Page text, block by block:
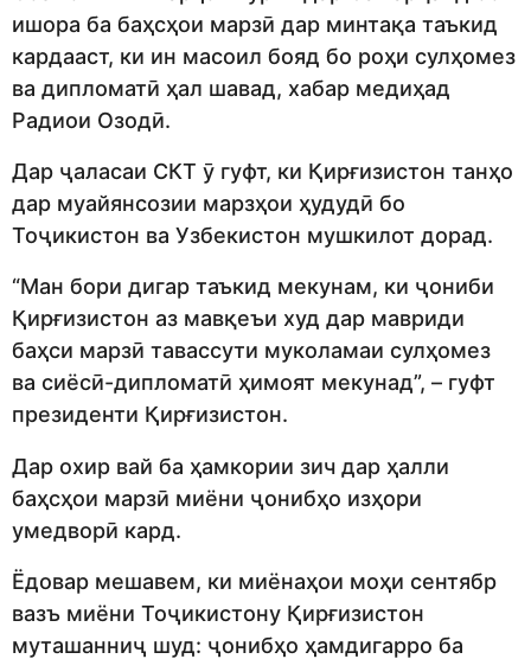
ишора ба баҳсҳои марзӣ дар минтақа таъкид
кардааст, ки ин масоил бояд бо роҳи сулҳомез
ва дипломатӣ ҳал шавад, хабар медиҳад
Радиои Озодӣ.
Дар ҷаласаи СКТ ӯ гуфт, ки Қирғизистон танҳо
дар муайянсозии марзҳои ҳудудӣ бо
Тоҷикистон ва Узбекистон мушкилот дорад.
“Ман бори дигар таъкид мекунам, ки ҷониби
Қирғизистон аз мавқеъи худ дар мавриди
баҳси марзӣ тавассути муколамаи сулҳомез
ва сиёсӣ-дипломатӣ ҳимоят мекунад”, – гуфт
президенти Қирғизистон.
Дар охир вай ба ҳамкории зич дар ҳалли
баҳсҳои марзӣ миёни ҷонибҳо изҳори
умедворӣ кард.
Ёдовар мешавем, ки миёнаҳои моҳи сентябр
вазъ миёни Тоҷикистону Қирғизистон
муташанниҷ шуд: ҷонибҳо ҳамдигарро ба